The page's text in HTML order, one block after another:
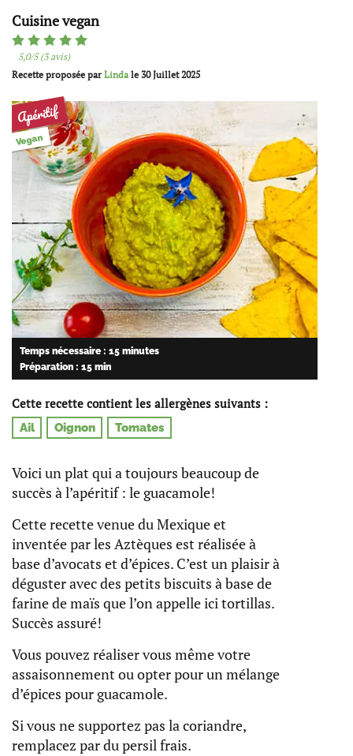
Cuisine vegan
5,0/5 (3 avis)
Recette proposée par Linda le 30 Juillet 2025
Apéritif
Vegan
Temps nécessaire : 15 minutes
Préparation : 15 min
Cette recette contient les allergènes suivants :
Ail Oignon Tomates
Voici un plat qui a toujours beaucoup de
succès à l’apéritif : le guacamole!
Cette recette venue du Mexique et
inventée par les Aztèques est réalisée à
base d’avocats et d’épices. C’est un plaisir à
déguster avec des petits biscuits à base de
farine de maïs que l’on appelle ici tortillas.
Succès assuré!
Vous pouvez réaliser vous même votre
assaisonnement ou opter pour un mélange
d’épices pour guacamole.
Si vous ne supportez pas la coriandre,
remplacez par du persil frais.